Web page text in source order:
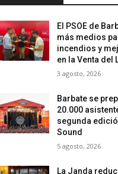
El PSOE de
más medios
incendios y
en la Venta del
3 agosto, 2026
Barbate se
20.000
segunda
Sound
5 agosto, 2026
La Janda